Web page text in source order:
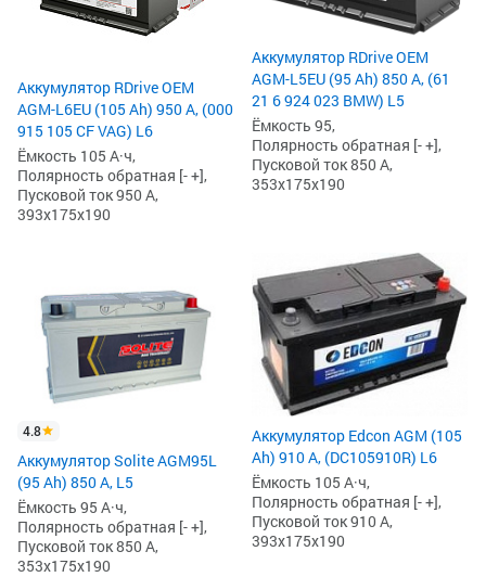
Аккумулятор RDrive OEM
AGM-L6EU (105 Ah) 950 А, (000
915 105 CF VAG) L6
Ёмкость 105 А·ч,
Полярность обратная [- +],
Пусковой ток 950 А,
393x175x190
Аккумулятор RDrive OEM
AGM-L5EU (95 Ah) 850 А, (61
21 6 924 023 BMW) L5
Ёмкость 95,
Полярность обратная [- +],
Пусковой ток 850 А,
353x175x190
4.8
Аккумулятор Solite AGM95L
(95 Ah) 850 А, L5
Ёмкость 95 А·ч,
Полярность обратная [- +],
Пусковой ток 850 А,
353x175x190
Аккумулятор Edcon AGM (105
Ah) 910 А, (DC105910R) L6
Ёмкость 105 А·ч,
Полярность обратная [- +],
Пусковой ток 910 А,
393x175x190